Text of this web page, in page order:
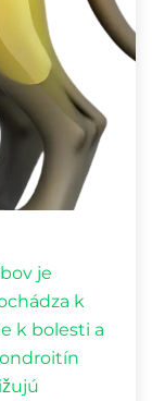
je
k
k bolesti a